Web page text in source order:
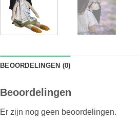
BEOORDELINGEN (0)
Beoordelingen
Er zijn nog geen beoordelingen.